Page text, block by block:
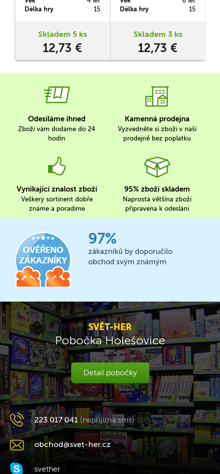
které je určena, i jejich
Délka hry
15
Skladem 5 ks
12,73 €
Délka hry
15
Skladem 3 ks
12,73 €
Odesíláme ihned
Zboží vám dodáme do 24
hodin
Kamenná prodejna
Vyzvedněte si zboží v naší
prodejně bez poplatku
Vynikající znalost zboží
Veškerý sortinent dobře
známe a poradíme
95% zboží skladem
Naprostá většina zboží
připravena k odeslání
97%
zákazníků by doporučilo
obchod svým známým
SVĚT-HER
Pobočka Holešovice
Detail pobočky
223 017 041 (nepřijímá sms)
obchod@svet-her.cz
svether